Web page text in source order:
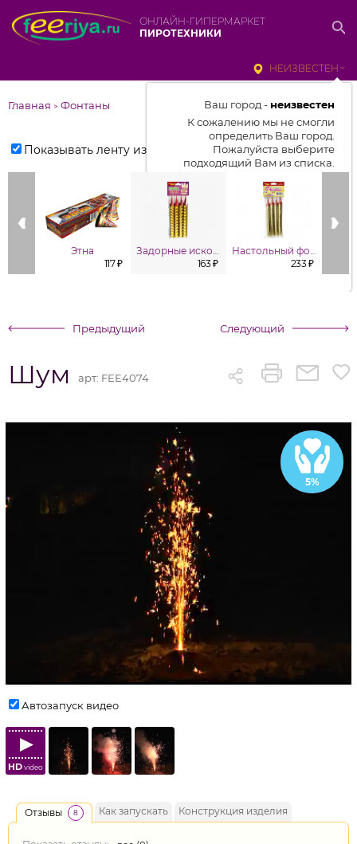
ОНЛАЙН-ГИПЕРМАРКЕТ
ПИРОТЕХНИКИ
НЕИЗВЕСТЕН
Ваш город - неизвестен
К сожалению мы не смогли
определить Ваш город.
Пожалуйста выберите
подходящий Вам из списка.
Выбрать город
От выбранного города зависит
отображаемый ассортимент,
цены, наличие и условия
доставки
Главная > Фонтаны
Показывать ленту изделий
Этна
117 ₽
Задорные искорки
163 ₽
Настольный фонтан (в уп. 4шт.)
233 ₽
Предыдущий Следующий
Шум арт: FEE4074
-30%
5%
Автозапуск видео
HDvideo
Отзывы 8 Как запускать Конструкция изделия